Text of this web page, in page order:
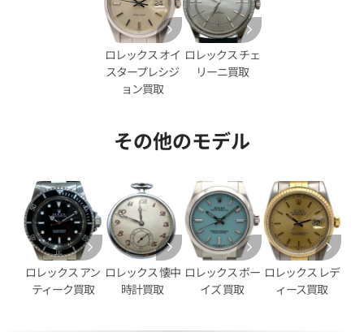
イトジャスト 126333NG シ
日時点の参考買取価格です
ロレックス デイトジャスト
ホワイトシェル文字盤
参考買取価格
2,950,000円
※2026年2月時点の参考買取
ロレックス オイ
スタープレシジ
ョン買取
ロレックス チェ
リーニ買取
その他のモデル
ロレックス アン
ティーク買取
ロレックス 懐中
時計買取
ロレックス ボー
イズ 買取
ロレックス レデ
ィース買取